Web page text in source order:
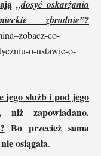
„dosyć oskarżania
zbrodnie”?
co-
o-ustawie-o-
jego służb i pod jego
niż zapowiadano.
Bo przecież sama
osiągała.